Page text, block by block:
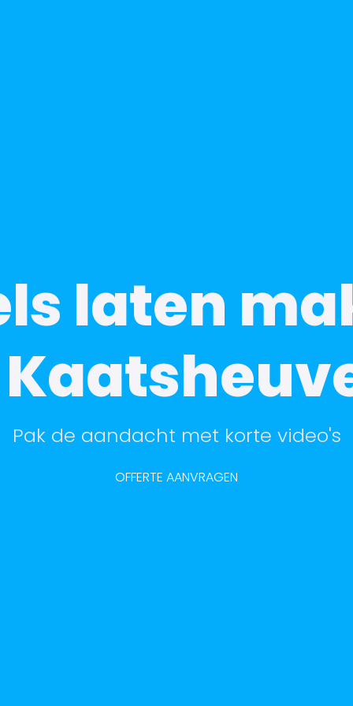
laten
Pak de aandacht met korte video's
OFFERTE AANVRAGEN